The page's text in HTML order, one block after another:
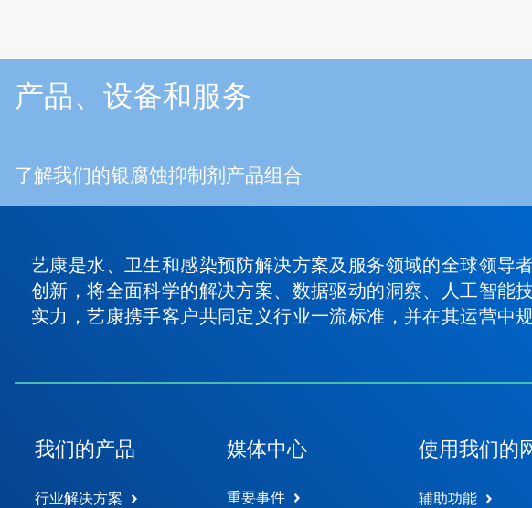
产品、设备和服务
了解我们的银腐蚀抑制剂产品组合
艺康是水、卫生和感染预防解决方案及服务领域的全球领导
创新，将全面科学的解决方案、数据驱动的洞察、人工智能
实力，艺康携手客户共同定义行业一流标准，并在其运营中
我们的产品
行业解决方案
媒体中心
重要事件
使用我们的
辅助功能